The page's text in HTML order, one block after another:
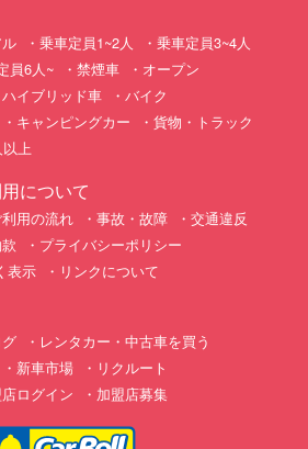
乗車定員1~2人
乗車定員3~4人
員6人~ 禁煙車
オープン
ハイブリッド車
バイク
キャンピングカー
貨物・トラック
上
について
利用の流れ 事故・故障
交通違反
プライバシーポリシー
表示
リンクについて
レンタカー・中古車を買う
新車市場
リクルート
ログイン 加盟店募集